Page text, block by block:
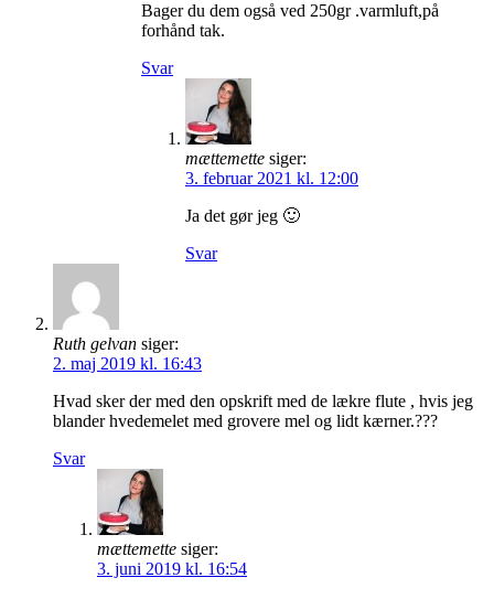
Bager du dem også ved 250gr .varmluft,på
forhånd tak.
Svar
mættemette siger:
3. februar 2021 kl. 12:00
Ja det gør jeg 🙂
Svar
Ruth gelvan siger:
2. maj 2019 kl. 16:43
Hvad sker der med den opskrift med de lækre flute , hvis jeg
blander hvedemelet med grovere mel og lidt kærner.???
Svar
mættemette siger:
3. juni 2019 kl. 16:54